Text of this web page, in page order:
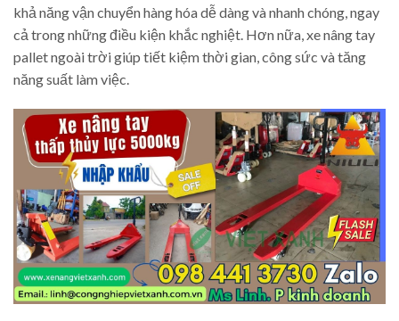
khả năng vận chuyển hàng hóa dễ dàng và nhanh chóng, ngay
cả trong những điều kiện khắc nghiệt. Hơn nữa, xe nâng tay
pallet ngoài trời giúp tiết kiệm thời gian, công sức và tăng
năng suất làm việc.